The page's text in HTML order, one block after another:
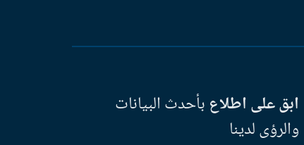
ابق على اطلاعبأحدث البيانات
والرؤى لدينا